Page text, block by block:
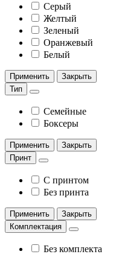
Серый
Желтый
Зеленый
Оранжевый
Белый
Применить
Закрыть
Тип
Семейные
Боксеры
Применить
Закрыть
Принт
С принтом
Без принта
Применить
Закрыть
Комплектация
Без комплекта